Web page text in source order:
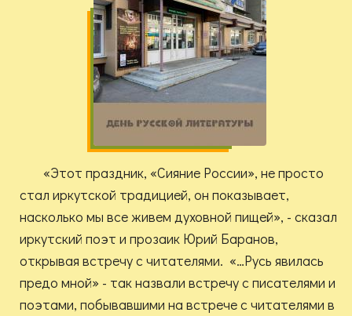
«Этот праздник, «Сияние России», не просто
стал иркутской традицией, он показывает,
насколько мы все живем духовной пищей», - сказал
иркутский поэт и прозаик Юрий Баранов,
открывая встречу с читателями. «…Русь явилась
предо мной» - так назвали встречу с писателями и
поэтами, побывавшими на встрече с читателями в